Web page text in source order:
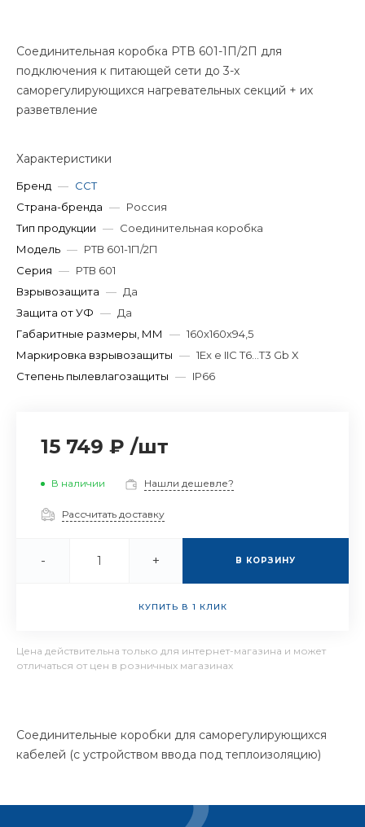
Соединительная коробка РТВ 601-1П/2П для
подключения к питающей сети до 3-х
саморегулирующихся нагревательных секций + их
разветвление
Характеристики
Бренд — ССТ
Страна-бренда — Россия
Тип продукции — Соединительная коробка
Модель — РТВ 601-1П/2П
Серия — РТВ 601
Взрывозащита — Да
Защита от УФ — Да
Габаритные размеры, ММ
— 160х160х94,5
Маркировка взрывозащиты — 1Ex e IIC T6...T3 Gb X
Степень пылевлагозащиты — IP66
15 749 ₽ /шт
В наличии Нашли дешевле?
Рассчитать доставку
- + В КОРЗИНУ
КУПИТЬ В 1 КЛИК
Цена действительна только для интернет-магазина и может
отличаться от цен в розничных магазинах
Соединительные коробки для саморегулирующихся
кабелей (с устройством ввода под теплоизоляцию)